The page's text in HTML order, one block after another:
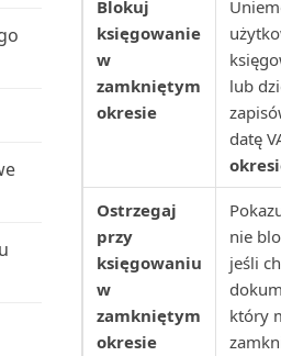
Projekty wg nabywców
Przedmiot serwisu:
zasobów (raport)
Przedmioty serwisu
Przedmioty serwisu bez
gwarancji (raport)
Przedpłacone zapisy
(raport)
Blokuj
księgowanie
w
zamkniętym
okresie
lub
datę
Ostrzegaj
przy
księgowaniu
w
zamkniętym
okresie
nie
jeśli
który